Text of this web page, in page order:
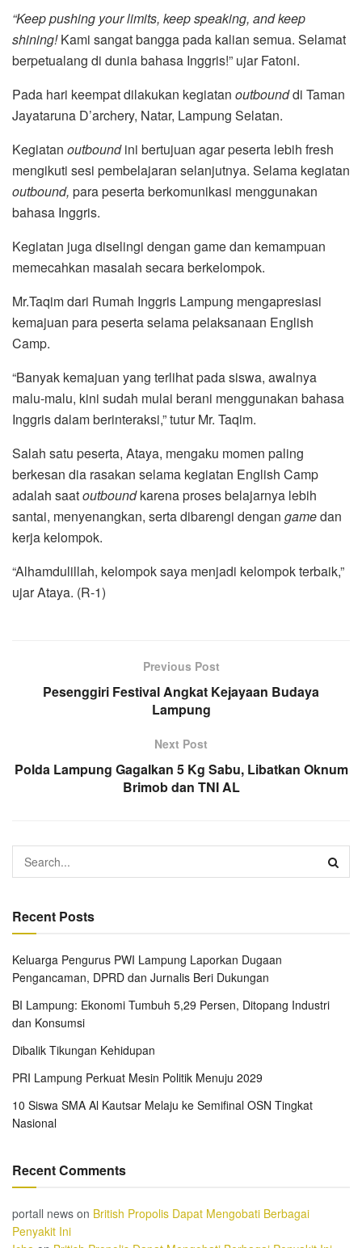
“Keep pushing your limits, keep speaking, and keep
shining!Kami sangat bangga pada kalian semua. Selamat
berpetualang di dunia bahasa Inggris!” ujar Fatoni.
Pada hari keempat dilakukan kegiatan outbounddi Taman
Jayataruna D’archery, Natar, Lampung Selatan.
Kegiatan outboundini bertujuan agar peserta lebih fresh
mengikuti sesi pembelajaran selanjutnya. Selama kegiatan
outbound, para peserta berkomunikasi menggunakan
bahasa Inggris.
Kegiatan juga diselingi dengan game dan kemampuan
memecahkan masalah secara berkelompok.
Mr.Taqim dari Rumah Inggris Lampung mengapresiasi
kemajuan para peserta selama pelaksanaan English
Camp.
“Banyak kemajuan yang terlihat pada siswa, awalnya
malu-malu, kini sudah mulai berani menggunakan bahasa
Inggris dalam berinteraksi,” tutur Mr. Taqim.
Salah satu peserta, Ataya, mengaku momen paling
berkesan dia rasakan selama kegiatan English Camp
adalah saatoutboundkarena proses belajarnya lebih
santai, menyenangkan, serta dibarengi dengan gamedan
kerja kelompok.
“Alhamdulillah, kelompok saya menjadi kelompok terbaik,”
ujar Ataya. (R-1)
Previous Post
Pesenggiri Festival Angkat Kejayaan Budaya
Lampung
Next Post
Polda Lampung Gagalkan 5 Kg Sabu, Libatkan Oknum
Brimob dan TNI AL
Recent Posts
Keluarga Pengurus PWI Lampung Laporkan Dugaan
Pengancaman, DPRD dan Jurnalis Beri Dukungan
BI Lampung: Ekonomi Tumbuh 5,29 Persen, Ditopang Industri
dan Konsumsi
Dibalik Tikungan Kehidupan
PRI Lampung Perkuat Mesin Politik Menuju 2029
10 Siswa SMA Al Kautsar Melaju ke Semifinal OSN Tingkat
Nasional
Recent Comments
portall news on British Propolis Dapat Mengobati Berbagai
Penyakit Ini